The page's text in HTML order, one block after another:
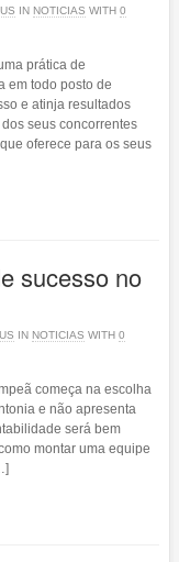
IN NOTICIAS WITH 0
prática de
em todo posto de
e atinja resultados
seus concorrentes
oferece para os seus
sucesso no
IN NOTICIAS WITH 0
começa na escolha
e não apresenta
será bem
montar uma equipe